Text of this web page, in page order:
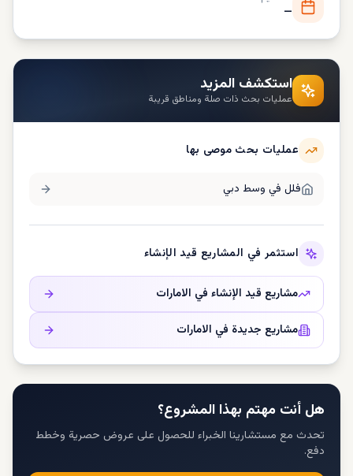
—
استكشف المزيد
عمليات بحث ذات صلة ومناطق قريبة
عمليات بحث موصى بها
فلل في وسط دبي
استثمر في المشاريع قيد الإنشاء
مشاريع قيد الإنشاء في الامارات
مشاريع جديدة في الامارات
هل أنت مهتم بهذا المشروع؟
تحدث مع مستشارينا الخبراء للحصول على عروض حصرية وخطط
دفع.